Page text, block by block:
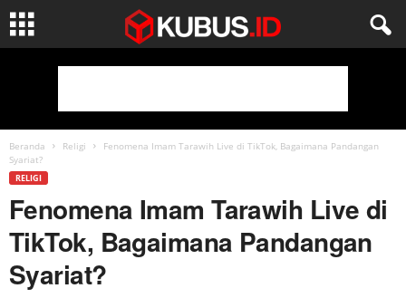
Beranda Religi
Fenomena Imam Tarawih Live di TikTok, Bagaimana Pandangan
Syariat?
RELIGI
Fenomena Imam Tarawih Live di
TikTok, Bagaimana Pandangan
Syariat?